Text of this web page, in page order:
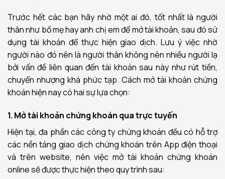
Trước hết các bạn hãy nhờ một ai đó, tốt nhất là người
thân như bố mẹ hay anh chị em để mở tài khoản, sau đó sử
dụng tài khoản để thực hiện giao dịch. Lưu ý việc nhờ
người nào đó nên là người thân không nên nhiều người lạ
bởi vấn đề liên quan đến tài khoản sau này như rút tiền,
chuyển nhượng khá phức tạp. Cách mở tài khoản chứng
khoán hiện nay có hai sự lựa chọn:
1. Mở tài khoản chứng khoán qua trực tuyến
Hiện tại, đa phần các công ty chứng khoán đều có hỗ trợ
các nền tảng giao dịch chứng khoán trên App điện thoại
và trên website, nên việc mở tài khoản chứng khoán
online sẽ được thực hiện theo quy trình sau: